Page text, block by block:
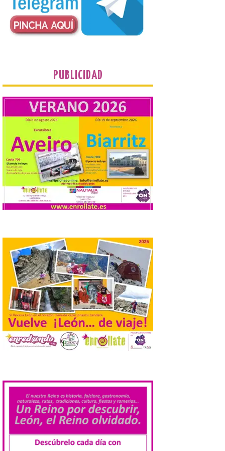
plantean que la Junta
contacte cuanto antes con los
propietarios para exigirles medidas
inmediatas que frenen el deterioro y el
riesgo de colapso. Los procuradores de
La Universidad de León
distribuye folletos con la
programación del evento
del eclipse solar que
organiza con la ESA y el
Ayuntamiento
7 Ago 2026
Los materiales ya pueden
recogerse gratuitamente
en la Oficina de
Información Turística de
León e incluyen, además
del programa del evento, una guía
práctica con recomendaciones
de agosto de 2026. La programación […]
Laciana comienza su
programación para
disfrutar el eclipse total
del 12 de agosto
7 Ago 2026
Durante los días 1 y 2 de
agosto, tanto el público
infantil como el adulto
de mañana dedicados preferentemente al
público infantil y, el resto del […]
Más de 200.000 jóvenes
nacidos en 2008 ya han
solicitado el Bono Cultural
PUBLICIDAD